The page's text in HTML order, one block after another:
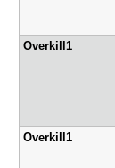
Overkill1
Overkill1